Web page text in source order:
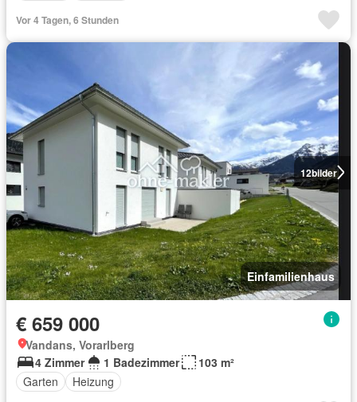
Vor 4 Tagen, 6 Stunden
12bilder
Einfamilienhaus
€ 659 000
Vandans, Vorarlberg
4 Zimmer
1 Badezimmer
103 m²
Garten
Heizung